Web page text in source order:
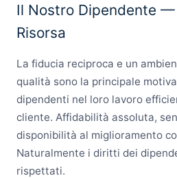
Il Nostro Dipendente
Risorsa
La fiducia reciproca e un
qualità sono la principale
dipendenti nel loro lavoro
cliente. Affidabilità assoluta,
disponibilità al miglioramento
Naturalmente i diritti dei
rispettati.